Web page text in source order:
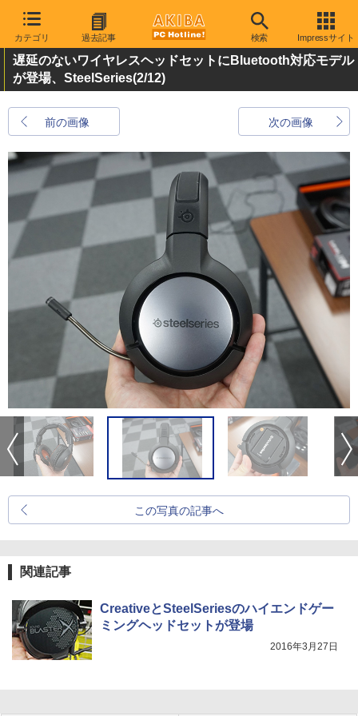
カテゴリ 過去記事 検索 Impressサイト
遅延のないワイヤレスヘッドセットにBluetooth対応モデル
が登場、SteelSeries(2/12)
前の画像 次の画像
この写真の記事へ
関連記事
CreativeとSteelSeriesのハイエンドゲー
ミングヘッドセットが登場
2016年3月27日